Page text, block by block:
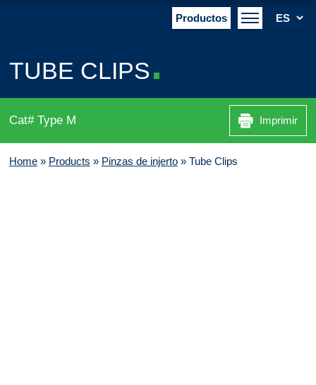
Productos
TUBE CLIPS
Cat# Type M Imprimir
Home» Products » Pinzas de injerto» Tube Clips